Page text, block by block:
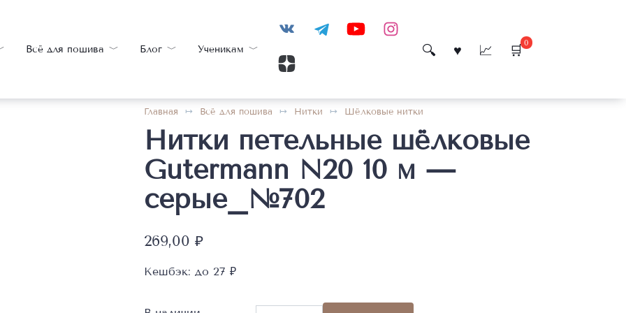
Всё для пошива Блог Ученикам
0
Главная Всё для пошива Нитки Шёлковые нитки
Нитки петельные шёлковые
Gutermann N20 10 м —
серые_№702
269,00 ₽
Кешбэк: до 27 ₽